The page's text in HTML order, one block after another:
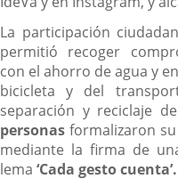
La participación
permitió recoger
con el ahorro de agua y
bicicleta y del
separación y reciclaje
personas formalizaron
mediante la firma de
lema ‘Cada gesto cuenta’.